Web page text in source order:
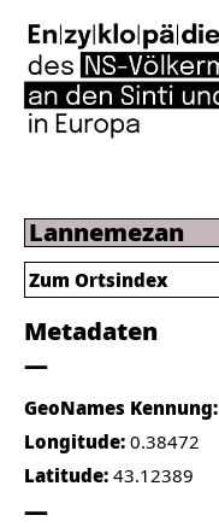
Lannemezan
Metadaten
GeoNames Kennung:
Longitude: 0.38472
Latitude: 43.12389
Zum Ortsindex